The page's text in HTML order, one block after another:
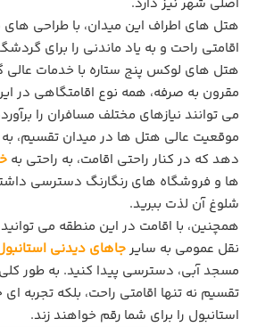
هتل‌ های اطراف این میدان، با طراحی‌ های
اقامتی راحت و به‌ یاد ماندنی را برای
هتل‌ های لوکس پنج‌ ستاره با خدمات عالی
مقرون ‌به ‌صرفه، همه نوع اقامتگاهی در
می‌ توانند نیازهای مختلف مسافران را
موقعیت عالی هتل ‌ها در میدان تقسیم،
‌دهد که در کنار راحتی اقامت، به راحتی به
‌ها و فروشگاه‌ های رنگارنگ دسترسی
شلوغ آن لذت ببرید.
همچنین، با اقامت در این منطقه می
نقل عمومی به سایر جاهای دیدنی
مسجد آبی، دسترسی پیدا کنید. به ‌طور
تقسیم نه تنها اقامتی راحت، بلکه تجربه
استانبول را برای شما رقم خواهند زند.